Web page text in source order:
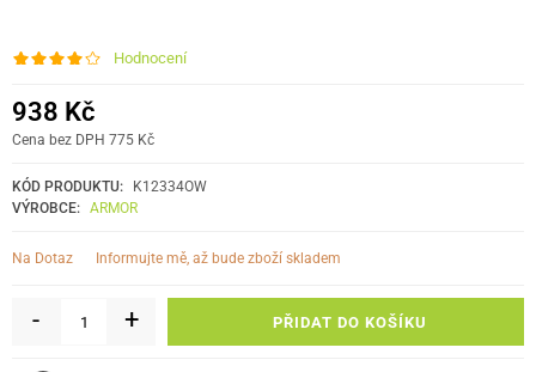
Hodnocení
938 Kč
Cena bez DPH 775 Kč
KÓD PRODUKTU:
K12334OW
VÝROBCE: ARMOR
Na Dotaz informujte mě, až bude zboží skladem
- + PŘIDAT DO KOŠÍKU